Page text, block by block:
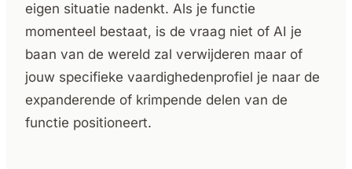
eigen situatie nadenkt. Als je functie
momenteel bestaat, is de vraag niet of AI je
baan van de wereld zal verwijderen maar of
jouw specifieke vaardighedenprofiel je naar de
expanderende of krimpende delen van de
functie positioneert.